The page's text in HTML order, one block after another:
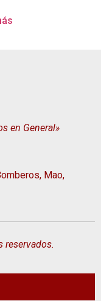
en General»
Mao,
reservados.